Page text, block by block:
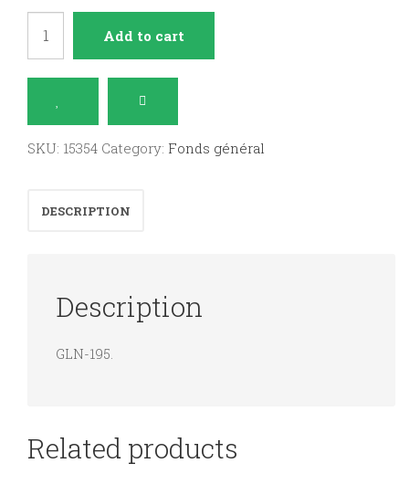
viven
Add to cart
SKU: 15354 Category: Fonds général
DESCRIPTION
Description
GLN-195.
Related products